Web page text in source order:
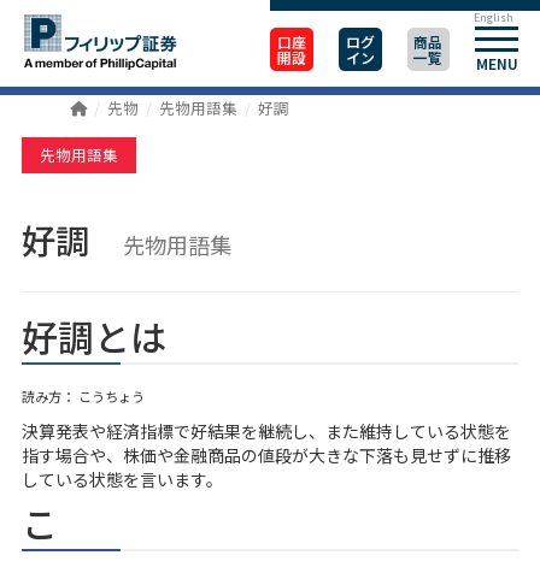
口座
開設
ログ
イン
商品
一覧 MENU
English
先物 先物用語集 好調
先物用語集
好調 先物用語集
好調とは
読み方： こうちょう
決算発表や経済指標で好結果を継続し、また維持している状態を
指す場合や、株価や金融商品の値段が大きな下落も見せずに推移
している状態を言います。
こ